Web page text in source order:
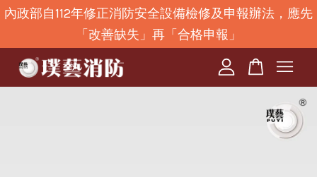
內政部自112年修正消防安全設備檢修及申報辦法，應先
「改善缺失」再「合格申報」
您的購物車目前還是空的。